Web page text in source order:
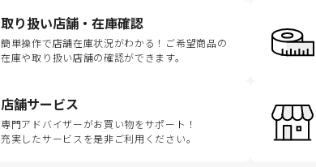
取り扱い店舗・在庫確認
簡単操作で店舗在庫状況がわかる！ご希望商品の
在庫や取り扱い店舗の確認ができます。
店舗サービス
専門アドバイザーがお買い物をサポート！
充実したサービスを是非ご利用ください。